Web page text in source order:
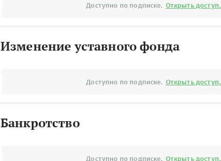
Доступно по подписке. Открыть доступ.
Изменение уставного фонда
Доступно по подписке. Открыть доступ.
Банкротство
Доступно по подписке. Открыть доступ.